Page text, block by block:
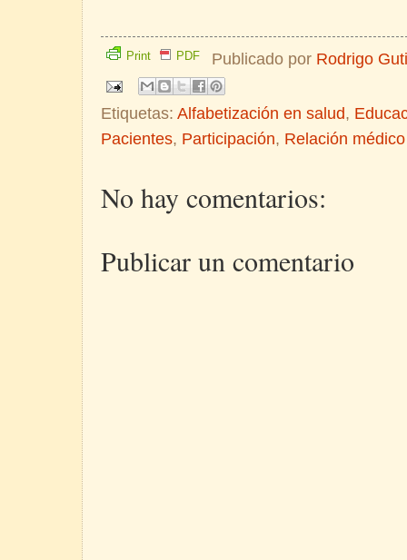
Print PDF Publicado por Rodrigo
Etiquetas: Alfabetización en salud,
Pacientes, Participación, Relación
No hay comentarios:
Publicar un comentario